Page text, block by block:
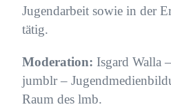
Jugendarbeit sowie in der
tätig.
Moderation: Isgard Walla
jumblr –
Raum des lmb.